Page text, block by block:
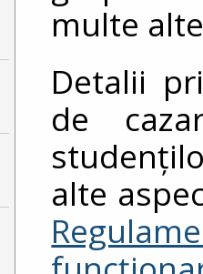
multe
Detalii
de
alte